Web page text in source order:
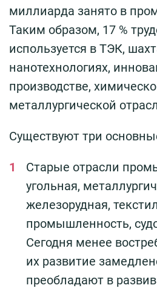
миллиарда занято в
Таким образом, 17 %
используется в ТЭК,
нанотехнологиях,
производстве,
металлургической
Существуют три
Старые отрасли
угольная,
железорудная,
промышленность,
Сегодня менее
их развитие
преобладают в